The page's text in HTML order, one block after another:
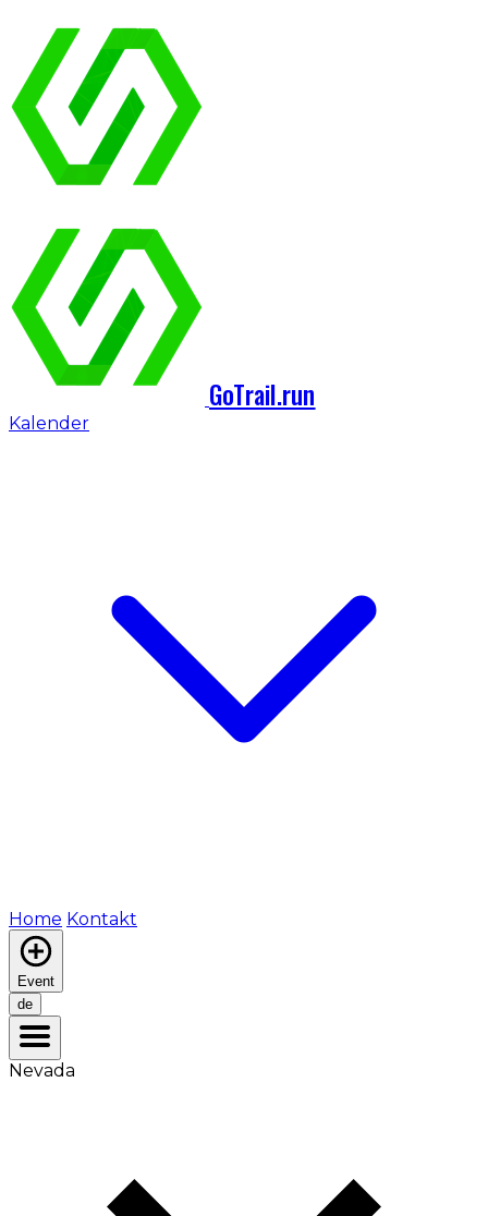
GoTrail.run
Kalender
Home Kontakt
Event
de
Nevada